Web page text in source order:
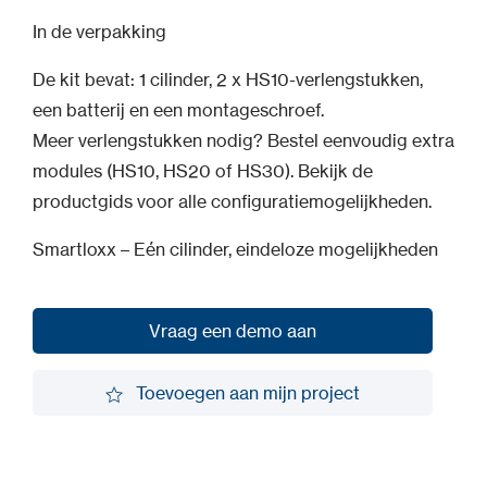
In de verpakking
De kit bevat: 1 cilinder, 2 x HS10-verlengstukken,
een batterij en een montageschroef.
Meer verlengstukken nodig? Bestel eenvoudig extra
modules (HS10, HS20 of HS30). Bekijk de
productgids voor alle configuratiemogelijkheden.
Smartloxx – Eén cilinder, eindeloze mogelijkheden
Vraag een demo aan
Toevoegen aan mijn project